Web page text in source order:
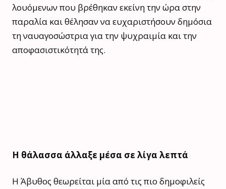
λουόμενων που βρέθηκαν εκείνη την ώρα στην
παραλία και θέλησαν να ευχαριστήσουν δημόσια
τη ναυαγοσώστρια για την ψυχραιμία και την
αποφασιστικότητά της.
Η θάλασσα άλλαξε μέσα σε λίγα λεπτά
Η Άβυθος θεωρείται μία από τις πιο δημοφιλείς